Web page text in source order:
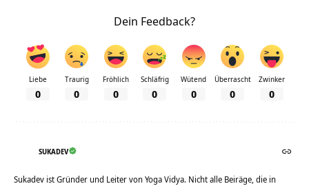
Dein Feedback?
Liebe
0
Traurig
0
Fröhlich
0
Schläfrig
0
Wütend
0
Überrascht
0
Zwinker
0
SUKADEV
Sukadev ist Gründer und Leiter von Yoga Vidya. Nicht alle Beiräge, die in